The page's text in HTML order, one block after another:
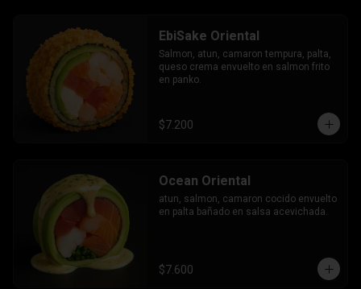
EbiSake Oriental
Salmon, atun, camaron tempura, palta,
queso crema envuelto en salmon frito
en panko.
$7.200
Ocean Oriental
atun, salmon, camaron cocido envuelto
en palta bañado en salsa acevichada.
$7.600